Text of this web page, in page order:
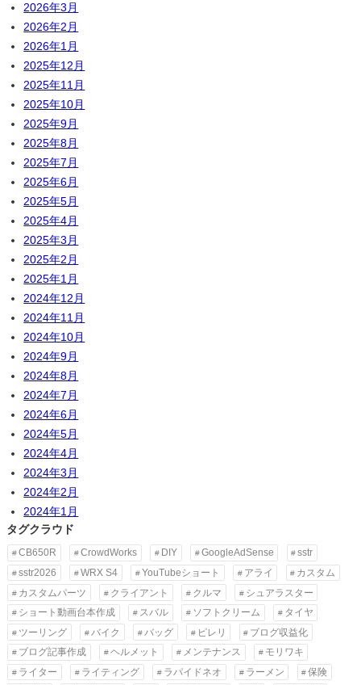
2026年3月
2026年2月
2026年1月
2025年12月
2025年11月
2025年10月
2025年9月
2025年8月
2025年7月
2025年6月
2025年5月
2025年4月
2025年3月
2025年2月
2025年1月
2024年12月
2024年11月
2024年10月
2024年9月
2024年8月
2024年7月
2024年6月
2024年5月
2024年4月
2024年3月
2024年2月
2024年1月
タグクラウド
CB650R CrowdWorks DIY GoogleAdSense
sstr
sstr2026
WRX S4 YouTubeショート アライ
カスタム
カスタムパーツ
クライアント クルマ
シュアラスター
ショート動画台本作成
スバル ソフトクリーム
タイヤ
ツーリング
バイク バッグ ピレリ
ブログ収益化
ブログ記事作成
ヘルメット メンテナンス
モリワキ
ライター
ライティング ラパイドネオ ラーメン
保険